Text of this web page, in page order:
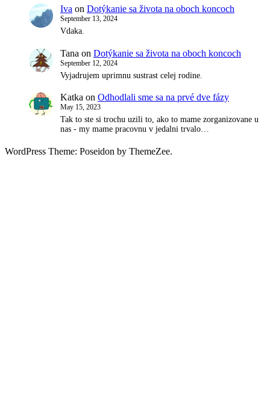
Iva on Dotýkanie sa života na oboch koncoch
September 13, 2024
Vdaka.
Tana on Dotýkanie sa života na oboch koncoch
September 12, 2024
Vyjadrujem uprimnu sustrast celej rodine.
Katka on Odhodlali sme sa na prvé dve fázy
May 15, 2023
Tak to ste si trochu uzili to, ako to mame zorganizovane u
nas - my mame pracovnu v jedalni trvalo…
WordPress Theme: Poseidon by ThemeZee.